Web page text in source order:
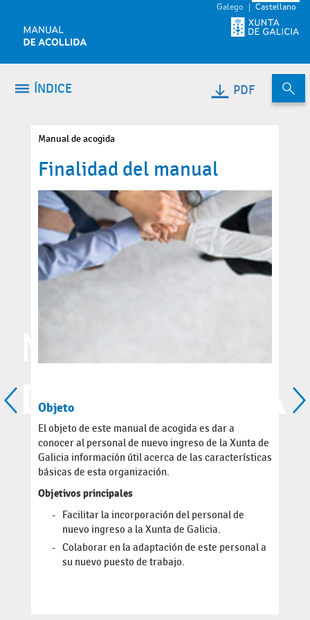
Galego Castellano
ÍNDICE PDF
Manual de acogida
Finalidad del manual
Objeto
El objeto de este manual de acogida es dar a
conocer al personal de nuevo ingreso de la Xunta de
Galicia información útil acerca de las características
básicas de esta organización.
Objetivos principales
Facilitar la incorporación del personal de
nuevo ingreso a la Xunta de Galicia.
Colaborar en la adaptación de este personal a
su nuevo puesto de trabajo.